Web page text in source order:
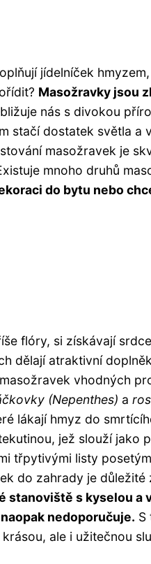
jídelníček
Masožravky jsou
nás s divokou
stačí dostatek světla a
masožravek je
mnoho druhů
do bytu nebo
flóry, si získávají
dělají atraktivní
vhodných
(Nepenthes) a
lákají hmyz do
jež slouží jako
třpytivými listy
do zahrady je
stanoviště s kyselou a
nedoporučuje. S
ale i užitečnou